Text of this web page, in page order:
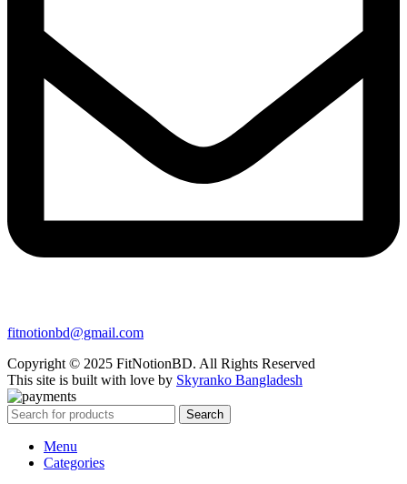
fitnotionbd@gmail.com
Copyright © 2025 FitNotionBD. All Rights Reserved
This site is built with love by Skyranko Bangladesh
Search
Menu
Categories